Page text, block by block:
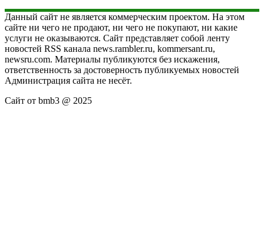
Данный сайт не является коммерческим проектом. На этом
сайте ни чего не продают, ни чего не покупают, ни какие
услуги не оказываются. Сайт представляет собой ленту
новостей RSS канала news.rambler.ru, kommersant.ru,
newsru.com. Материалы публикуются без искажения,
ответственность за достоверность публикуемых новостей
Администрация сайта не несёт.
Сайт от bmb3 @ 2025